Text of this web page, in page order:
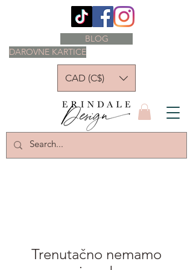
DAROVNE KARTICE
BLOG
CAD (C$)
Trenutačno nemamo